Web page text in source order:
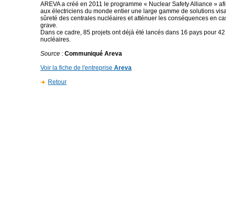
AREVA a créé en 2011 le programme « Nuclear Safety Alliance »
aux électriciens du monde entier une large gamme de solutions
sûreté des centrales nucléaires et atténuer les conséquences en
grave.
Dans ce cadre, 85 projets ont déjà été lancés dans 16 pays pour
nucléaires.
Source : Communiqué Areva
Voir la fiche de l'entreprise Areva
Retour